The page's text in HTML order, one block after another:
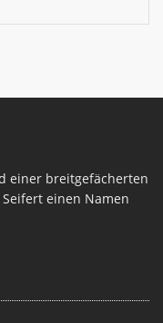
einer breitgefächerten
einen Namen